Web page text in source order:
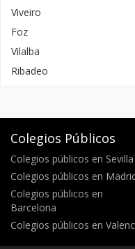
Viveiro
Foz
Vilalba
Ribadeo
Colegios Públicos
Colegios públicos en Sevilla
Colegios públicos en
Colegios públicos en
Barcelona
Colegios públicos en